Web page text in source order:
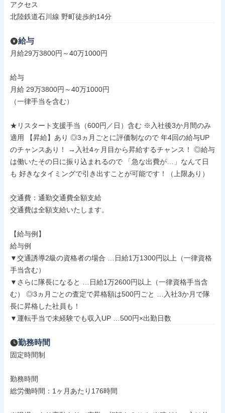
アクセス
北陸鉄道石川線 野町徒歩約14分
給与
月給29万3800円～40万1000円
給与
月給 29万3800円～40万1000円
（一律手当を含む）
★リスタート支援手当（600円／日）含む ※入社後3か月間のみ
適用 【昇給】あり ◎3ヵ月ごとに評価制なので 年4回の給与UP
のチャンスあり！ →入社4ヶ月目から昇給するチャンス！ ◎給与
は働いたその日に振り込まれるので 「急な出費が…」なんて日
も 好きなタイミングで引き出すことが可能です！（上限あり）
交通費：通勤交通費全額支給
交通費は全額支給いたします。
【給与例】
給与例
▼交通誘導2級の資格者の場合 …日給1万1300円以上（一律資格
手当含む）
▼さらに隊長になると …日給1万2600円以上（一律資格手当含
む） ◎3ヵ月ごとの査定で昇格額は500円ごと …入社3か月で隊
長に昇格した社員も！
▼運転手当で未経験でも収入UP …500円×出勤日数
勤務時間
固定時間制
勤務時間
総労働時間：1ヶ月あたり176時間